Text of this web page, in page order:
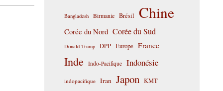
Bangladesh Birmanie Brésil Chine
Corée du Nord Corée du Sud
Donald Trump DPP Europe France
Inde Indo-Pacifique Indonésie
indopacifique Iran Japon KMT